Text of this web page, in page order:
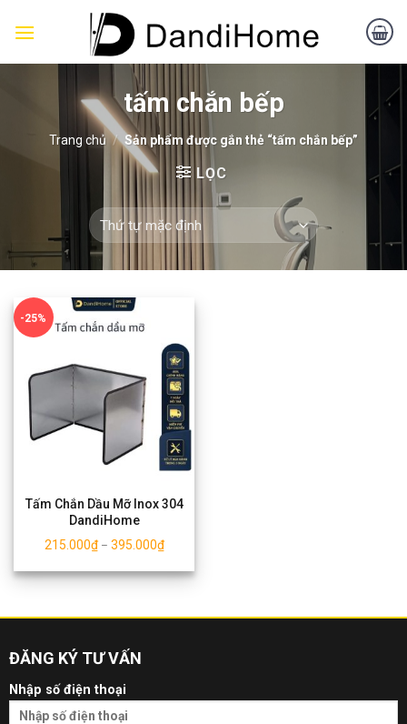
tấm chắn bếp
Trang chủ / Sản phẩm được gắn thẻ “tấm chắn bếp”
LỌC
-25%
Tấm Chắn Dầu Mỡ Inox 304
DandiHome
215.000₫– 395.000₫
ĐĂNG KÝ TƯ VẤN
Nhập số điện thoại